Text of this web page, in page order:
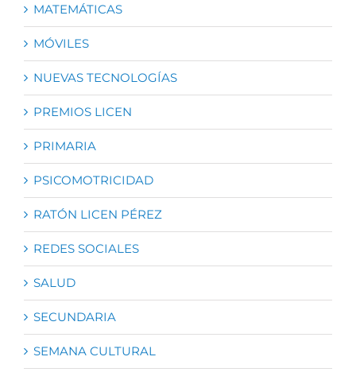
MATEMÁTICAS
MÓVILES
NUEVAS TECNOLOGÍAS
PREMIOS LICEN
PRIMARIA
PSICOMOTRICIDAD
RATÓN LICEN PÉREZ
REDES SOCIALES
SALUD
SECUNDARIA
SEMANA CULTURAL